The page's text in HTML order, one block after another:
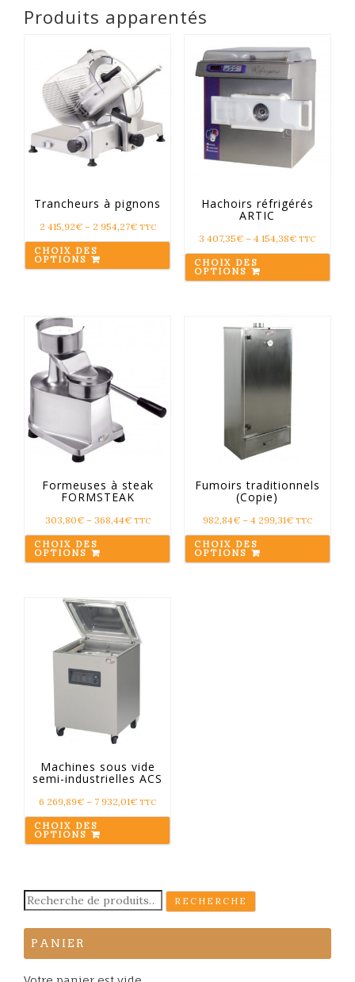
Produits apparentés
Trancheurs à pignons
2 415,92€– 2 954,27€ TTC
CHOIX DES
OPTIONS
Hachoirs réfrigérés
ARTIC
3 407,35€ –4 154,38€ TTC
CHOIX DES
OPTIONS
Formeuses à steak
FORMSTEAK
303,80€– 368,44€ TTC
CHOIX DES
OPTIONS
Fumoirs traditionnels
(Copie)
982,84€– 4 299,31€ TTC
CHOIX DES
OPTIONS
Machines sous vide
semi-industrielles ACS
6 269,89€ – 7 932,01€ TTC
CHOIX DES
OPTIONS
Recherche
pour :
RECHERCHE
PANIER